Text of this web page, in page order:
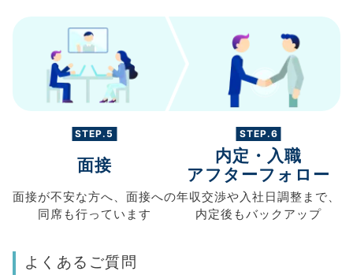
STEP.5
面接
面接が不安な方へ、 面接への
同席も行っています
STEP.6
内定・入職
アフターフォロー
年収交渉や入社日調整まで、
内定後もバックアップ
よくあるご質問